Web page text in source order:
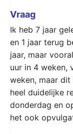
Vraag
Ik heb 7 jaar
en 1 jaar terug
jaar, maar
uur in 4 weken,
weken, maar
heel duidelijke
donderdag en
het ook